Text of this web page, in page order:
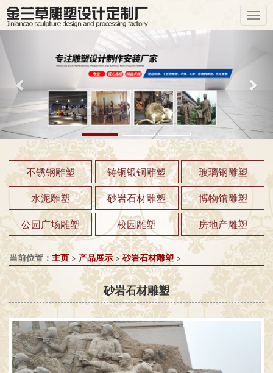
不锈钢雕塑 铸铜锻铜雕塑
玻璃钢雕塑
水泥雕塑
砂岩石材雕塑
博物馆雕塑
公园广场雕塑
校园雕塑 房地产雕塑
当前位置： 主页 > 产品展示>砂岩石材雕塑 >
砂岩石材雕塑